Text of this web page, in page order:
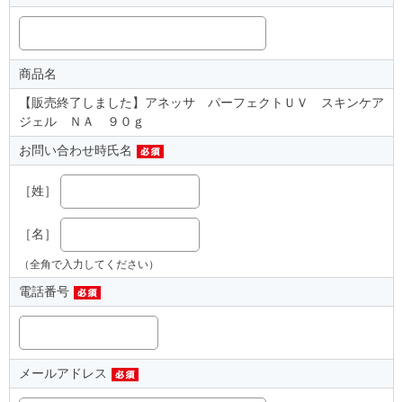
商品名
【販売終了しました】アネッサ パーフェクトＵＶ スキンケア
ジェル ＮＡ ９０ｇ
お問い合わせ時氏名
［姓］
［名］
（全角で入力してください）
電話番号
メールアドレス